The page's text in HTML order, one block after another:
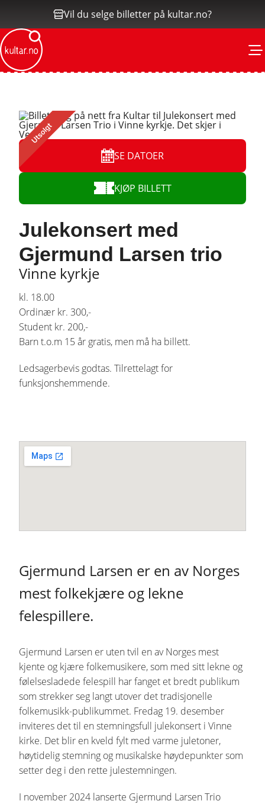
Vil du selge billetter på kultar.no?
Julekonsert med
Gjermund Larsen trio
Vinne kyrkje
kl. 18.00
Ordinær kr. 300,-
Student kr. 200,-
Barn t.o.m 15 år gratis, men må ha billett.
Ledsagerbevis godtas. Tilrettelagt for
funksjonshemmende.
SE DATOER
KJØP BILLETT
Gjermund Larsen er en av Norges
mest folkekjære og lekne
felespillere.
Gjermund Larsen er uten tvil en av Norges mest
kjente og kjære folkemusikere, som med sitt lekne og
følelsesladede felespill har fanget et bredt publikum
som strekker seg langt utover det tradisjonelle
folkemusikk-publikummet. Fredag 19. desember
inviteres det til en stemningsfull julekonsert i Vinne
kirke. Det blir en kveld fylt med varme juletoner,
høytidelig stemning og musikalske høydepunkter som
setter deg i den rette julestemningen.
I november 2024 lanserte Gjermund Larsen Trio